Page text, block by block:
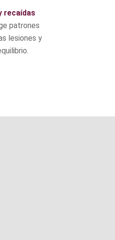
recaídas
patrones
lesiones y